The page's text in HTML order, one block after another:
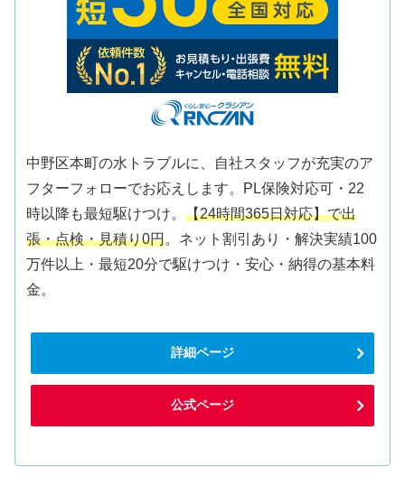
中野区本町の水トラブルに、自社スタッフが充実のア
フターフォローでお応えします。PL保険対応可・22
時以降も最短駆けつけ。【24時間365日対応】で出
張・点検・見積り0円。ネット割引あり・解決実績100
万件以上・最短20分で駆けつけ・安心・納得の基本料
金。
詳細ページ
公式ページ